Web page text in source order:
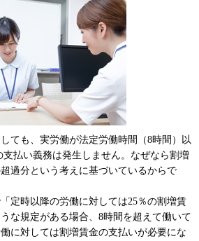
ても、実労働が法定労働時間（8時間）以
払い義務は発生しません。なぜなら割増
過分という考えに基づいているからで
定時以降の労働に対しては25％の割増賃
な規定がある場合、8時間を超えて働いて
に対しては割増賃金の支払いが必要にな